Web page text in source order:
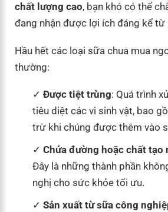
chất lượng cao, bạn khó có thể
đang nhận được lợi ích đáng kể
Hầu hết các loại sữa chua mua
thường:
Được tiệt trùng: Quá trình
tiêu diệt các vi sinh vật, bao
trừ khi chúng được thêm vào
Chứa đường hoặc chất tạo
Đây là những thành phần
nghị cho sức khỏe tối ưu.
Sản xuất từ sữa công